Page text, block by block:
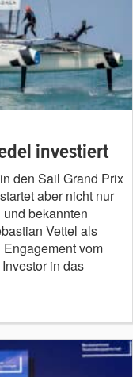
investiert
den Sail Grand Prix
aber nicht nur
bekannten
Vettel als
vom
in das